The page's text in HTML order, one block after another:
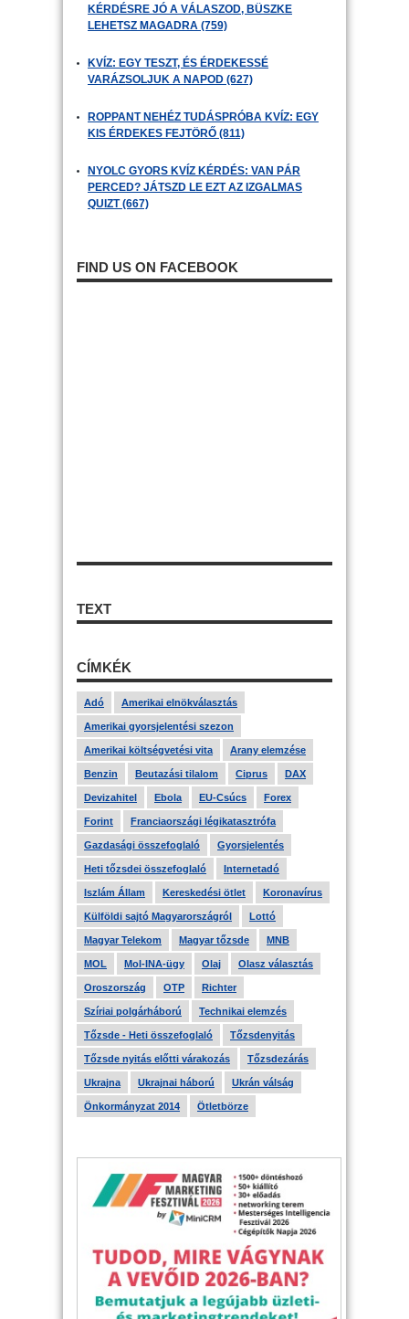
KÉRDÉSRE JÓ A VÁLASZOD, BÜSZKE
LEHETSZ MAGADRA (759)
KVÍZ: EGY TESZT, ÉS ÉRDEKESSÉ
VARÁZSOLJUK A NAPOD (627)
ROPPANT NEHÉZ TUDÁSPRÓBA KVÍZ: EGY
KIS ÉRDEKES FEJTÖRŐ (811)
NYOLC GYORS KVÍZ KÉRDÉS: VAN PÁR
PERCED? JÁTSZD LE EZT AZ IZGALMAS
QUIZT (667)
FIND US ON FACEBOOK
TEXT
CÍMKÉK
Adó Amerikai elnökválasztás
Amerikai gyorsjelentési szezon
Amerikai költségvetési vita Arany elemzése
Benzin Beutazási tilalom Ciprus DAX
Devizahitel Ebola EU-Csúcs Forex
Forint Franciaországi légikatasztrófa
Gazdasági összefoglaló Gyorsjelentés
Heti tőzsdei összefoglaló Internetadó
Iszlám Állam Kereskedési ötlet Koronavírus
Külföldi sajtó Magyarországról Lottó
Magyar Telekom Magyar tőzsde MNB
MOL Mol-INA-ügy Olaj Olasz választás
Oroszország OTP Richter
Szíriai polgárháború Technikai elemzés
Tőzsde - Heti összefoglaló Tőzsdenyitás
Tőzsde nyitás előtti várakozás Tőzsdezárás
Ukrajna Ukrajnai háború Ukrán válság
Önkormányzat 2014 Ötletbörze